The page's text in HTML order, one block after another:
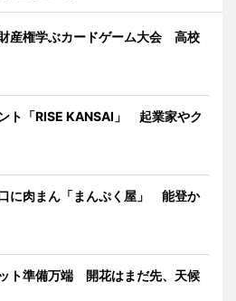
産権学ぶカードゲーム大会 高校
ト「RISE KANSAI」 起業家やク
に肉まん「まんぷく屋」 能登か
ト準備万端 開花はまだ先、天候